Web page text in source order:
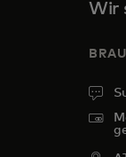
Wir